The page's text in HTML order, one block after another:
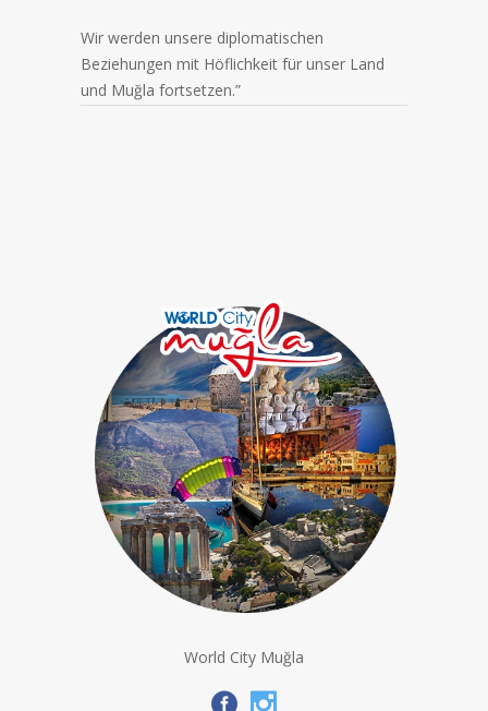
Wir werden unsere diplomatischen
Beziehungen mit Höflichkeit für unser Land
und Muğla fortsetzen.”
World City Muğla